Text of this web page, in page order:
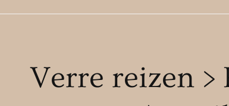
Verre reizen >